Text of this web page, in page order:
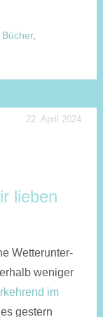
Bücher,
22. April 2024
lieben
Wetter­unter­
weniger
im
gestern